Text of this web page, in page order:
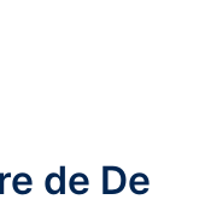
de De